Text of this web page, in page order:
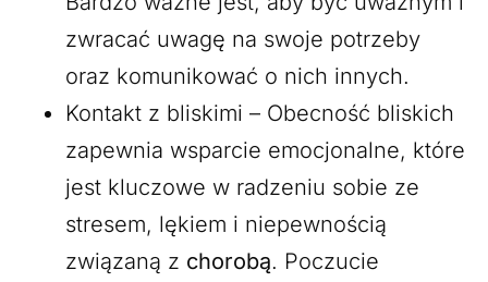
zwracać uwagę na swoje potrzeby
oraz komunikować o nich innych.
Kontakt z bliskimi – Obecność bliskich
zapewnia wsparcie emocjonalne, które
jest kluczowe w radzeniu sobie ze
stresem, lękiem i niepewnością
związaną z chorobą. Poczucie